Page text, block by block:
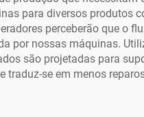
para diversos produtos
perceberão que o
por nossas máquinas.
são projetadas para
traduz-se em menos